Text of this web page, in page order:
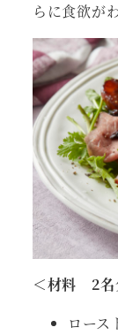
らに食欲が
＜材料 2名
ロー